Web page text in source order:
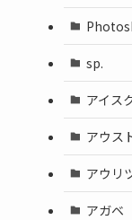
sp.
アイス
アウス
アウリ
アガベ